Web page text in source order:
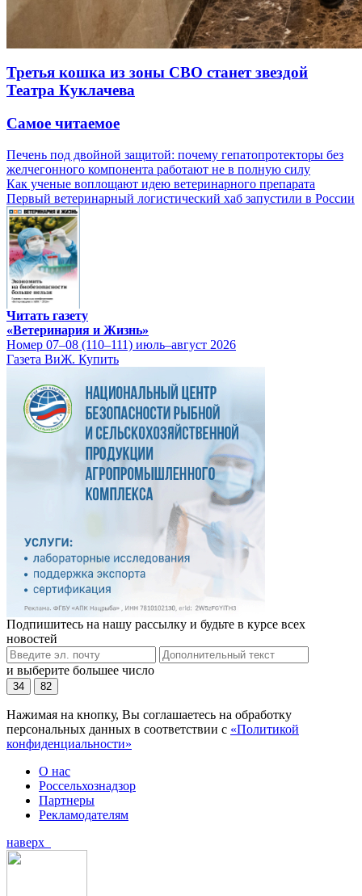
Третья кошка из зоны СВО станет звездой
Театра Куклачева
Самое читаемое
Печень под двойной защитой: почему гепатопротекторы без
желчегонного компонента работают не в полную силу
Как ученые воплощают идею ветеринарного препарата
Первый ветеринарный логистический хаб запустили в России
Читать газету
«Ветеринария и Жизнь»
Номер 07–08 (110–111) июль–август 2026
Газета ВиЖ. Купить
Подпишитесь на нашу рассылку и будьте в курсе всех
новостей
и выберите большее число
34 82
Нажимая на кнопку, Вы соглашаетесь на обработку
персональных данных в соответствии с «Политикой
конфиденциальности»
О нас
Россельхознадзор
Партнеры
Рекламодателям
наверх